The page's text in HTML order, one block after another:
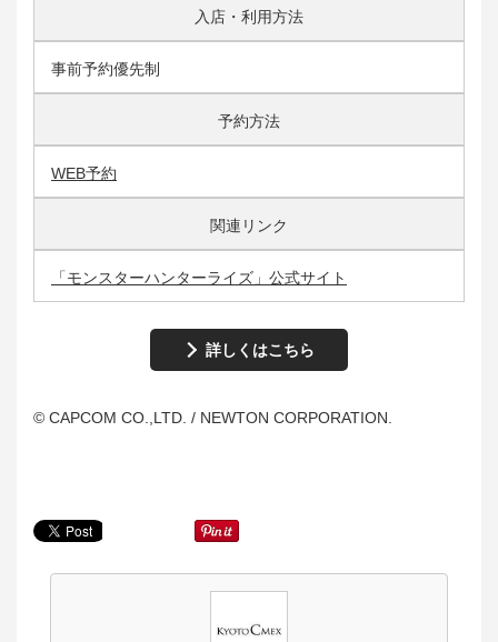
入店・利用方法
事前予約優先制
予約方法
WEB予約
関連リンク
「モンスターハンターライズ」公式サイト
詳しくはこちら
© CAPCOM CO.,LTD. / NEWTON CORPORATION.